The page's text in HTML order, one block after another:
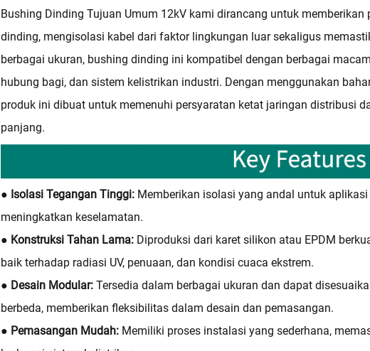
Bushing Dinding Tujuan Umum 12kV kami dirancang untuk
dinding, mengisolasi kabel dari faktor lingkungan luar sekaligus
berbagai ukuran, bushing dinding ini kompatibel dengan berbagai
hubung bagi, dan sistem kelistrikan industri. Dengan menggunakan
produk ini dibuat untuk memenuhi persyaratan ketat jaringan distribusi
panjang.
● Isolasi Tegangan Tinggi: Memberikan isolasi yang andal untuk
meningkatkan keselamatan.
● Konstruksi Tahan Lama: Diproduksi dari karet silikon atau EPDM
baik terhadap radiasi UV, penuaan, dan kondisi cuaca ekstrem.
● Desain Modular: Tersedia dalam berbagai ukuran dan dapat
berbeda, memberikan fleksibilitas dalam desain dan pemasangan.
● Pemasangan Mudah: Memiliki proses instalasi yang sederhana,